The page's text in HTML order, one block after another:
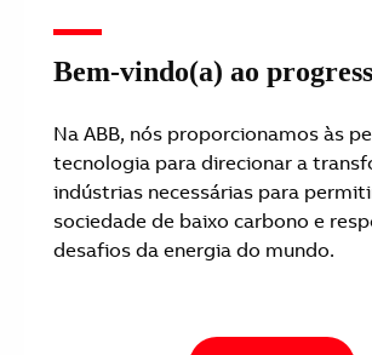
Bem-vindo(a) ao
Na ABB, nós proporcionamos às
tecnologia para direcionar a
indústrias necessárias para
sociedade de baixo carbono e
desafios da energia do mundo.